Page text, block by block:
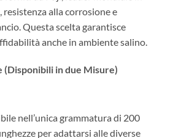
alla corrosione e
Questa scelta garantisce
anche in ambiente salino.
(Disponibili in due Misure)
nell’unica grammatura di 200
per adattarsi alle diverse